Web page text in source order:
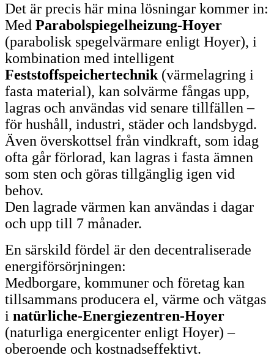
Det är precis här mina lösningar kommer in:
Med Parabolspiegelheizung-Hoyer
(parabolisk spegelvärmare enligt Hoyer), i
kombination med intelligent
Feststoffspeichertechnik (värmelagring i
fasta material), kan solvärme fångas upp,
lagras och användas vid senare tillfällen –
för hushåll, industri, städer och landsbygd.
Även överskottsel från vindkraft, som idag
ofta går förlorad, kan lagras i fasta ämnen
som sten och göras tillgänglig igen vid
behov.
Den lagrade värmen kan användas i dagar
och upp till 7 månader.
En särskild fördel är den decentraliserade
energiförsörjningen:
Medborgare, kommuner och företag kan
tillsammans producera el, värme och vätgas
i natürliche-Energiezentren-Hoyer
(naturliga energicenter enligt Hoyer) –
oberoende och kostnadseffektivt.